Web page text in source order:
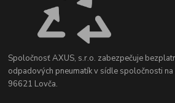
Spoločnosť AXUS, s.r.o. zabezpečuje
odpadových pneumatík v sídle spoločnosti
96621 Lovča.